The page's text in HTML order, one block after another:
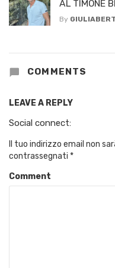
AL TIMONE
By
COMMENTS
LEAVE A REPLY
Social connect:
Il tuo indirizzo email non
contrassegnati *
Comment